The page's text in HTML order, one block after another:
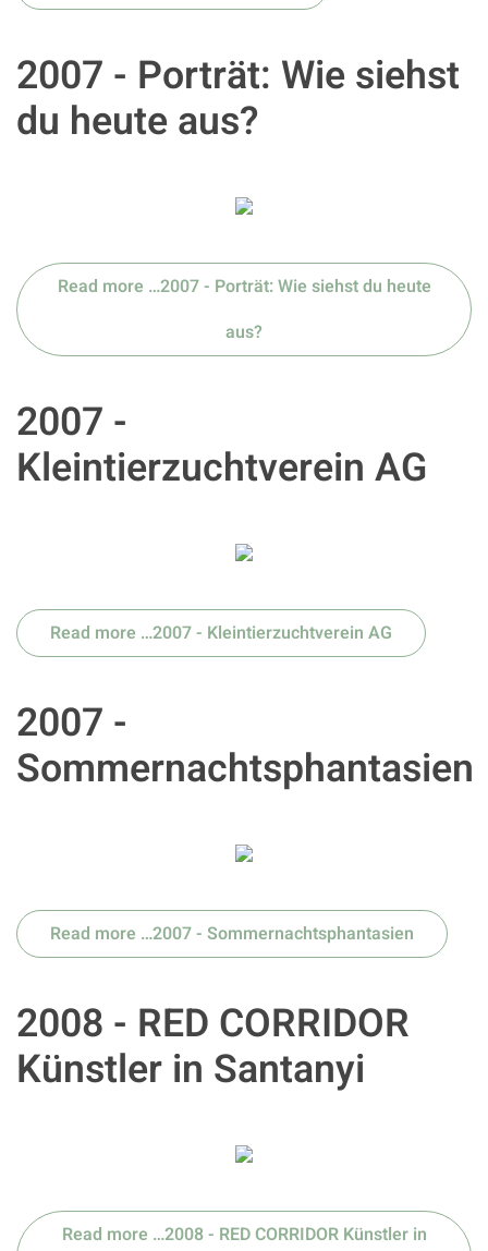
2007 - Porträt: Wie siehst
du heute aus?
Read more …2007 - Porträt: Wie siehst du heute
aus?
2007 -
Kleintierzuchtverein AG
Read more …2007 - Kleintierzuchtverein AG
2007 -
Sommernachtsphantasien
Read more …2007 - Sommernachtsphantasien
2008 - RED CORRIDOR
Künstler in Santanyi
Read more …2008 - RED CORRIDOR Künstler in